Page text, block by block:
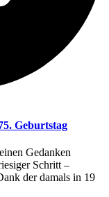
Geburtstag
Gedanken
Schritt –
der damals in 19